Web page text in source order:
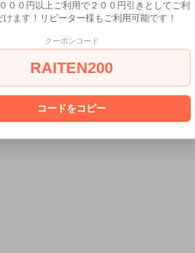
００円以上ご利用で２００円引きとしてご利
けます！リピーター様もご利用可能です！
クーポンコード
RAITEN200
コードをコピー